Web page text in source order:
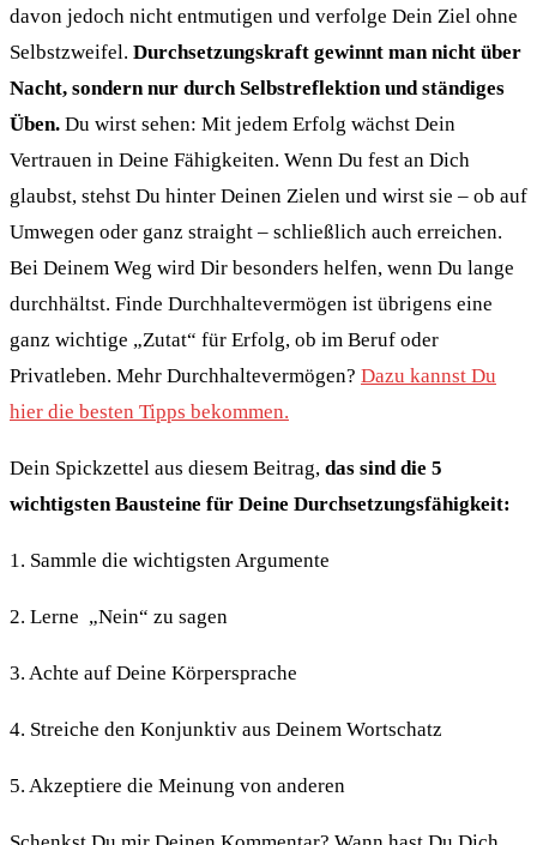
davon jedoch nicht entmutigen und verfolge Dein Ziel ohne
Selbstzweifel. Durchsetzungskraft gewinnt man nicht über
Nacht, sondern nur durch Selbstreflektion und ständiges
Üben. Du wirst sehen: Mit jedem Erfolg wächst Dein
Vertrauen in Deine Fähigkeiten. Wenn Du fest an Dich
glaubst, stehst Du hinter Deinen Zielen und wirst sie – ob auf
Umwegen oder ganz straight – schließlich auch erreichen.
Bei Deinem Weg wird Dir besonders helfen, wenn Du lange
durchhältst. Finde Durchhaltevermögen ist übrigens eine
ganz wichtige „Zutat“ für Erfolg, ob im Beruf oder
Privatleben. Mehr Durchhaltevermögen? Dazu kannst Du
hier die besten Tipps bekommen.
Dein Spickzettel aus diesem Beitrag, das sind die 5
wichtigsten Bausteine für Deine Durchsetzungsfähigkeit:
1. Sammle die wichtigsten Argumente
2. Lerne „Nein“ zu sagen
3. Achte auf Deine Körpersprache
4. Streiche den Konjunktiv aus Deinem Wortschatz
5. Akzeptiere die Meinung von anderen